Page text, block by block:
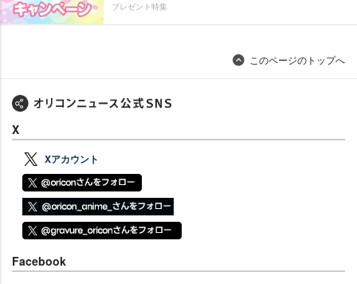
プレゼント特集
このページのトップへ
X
Xアカウント
Facebook